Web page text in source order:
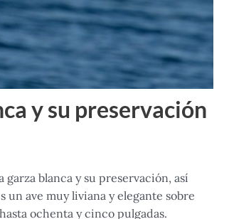
y su preservación
blanca y su preservación, así
un ave muy liviana y elegante sobre
ochenta y cinco pulgadas.